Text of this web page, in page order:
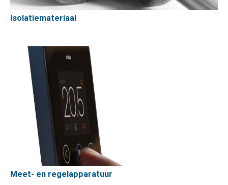
Isolatiemateriaal
Meet- en regelapparatuur